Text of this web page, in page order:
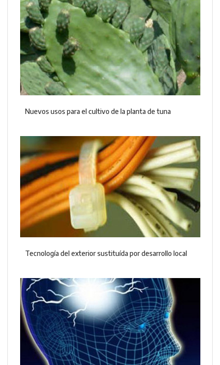
Nuevos usos para el cultivo de la planta de tuna
Tecnología del exterior sustituída por desarrollo local